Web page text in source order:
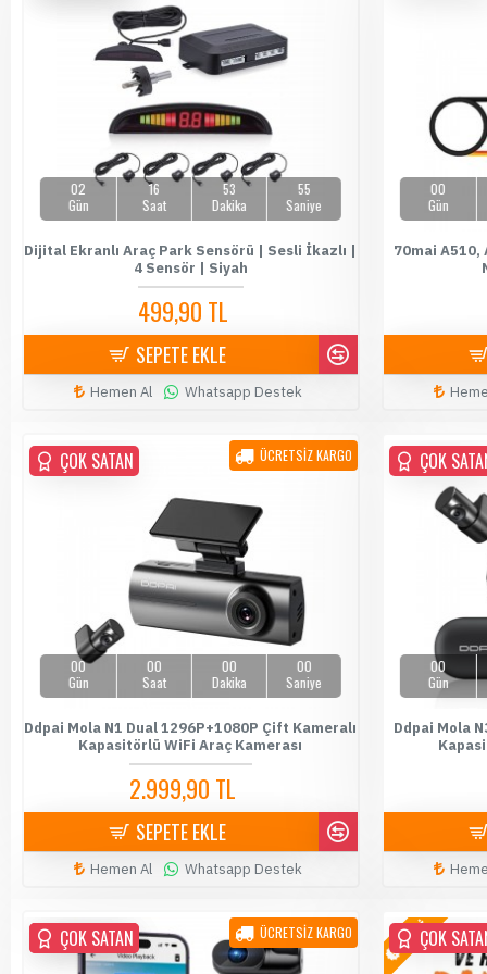
02
Gün
16
Saat
53
Dakika
54
Saniye
Dijital Ekranlı Araç Park Sensörü | Sesli İkazlı |
4 Sensör | Siyah
499,90 TL
SEPETE EKLE
Hemen Al Whatsapp Destek
00
Gün
70mai A510,
ÜCRETSİZ KARGO
ÇOK SATAN
00
Gün
00
Saat
00
Dakika
00
Saniye
Ddpai Mola N1 Dual 1296P+1080P Çift Kameralı
Kapasitörlü WiFi Araç Kamerası
2.999,90 TL
SEPETE EKLE
Hemen Al Whatsapp Destek
ÇOK
00
Gün
Ddpai Mola
ÜCRETSİZ KARGO
ÇOK SATAN
ÇOK SATAN YENİÇOK